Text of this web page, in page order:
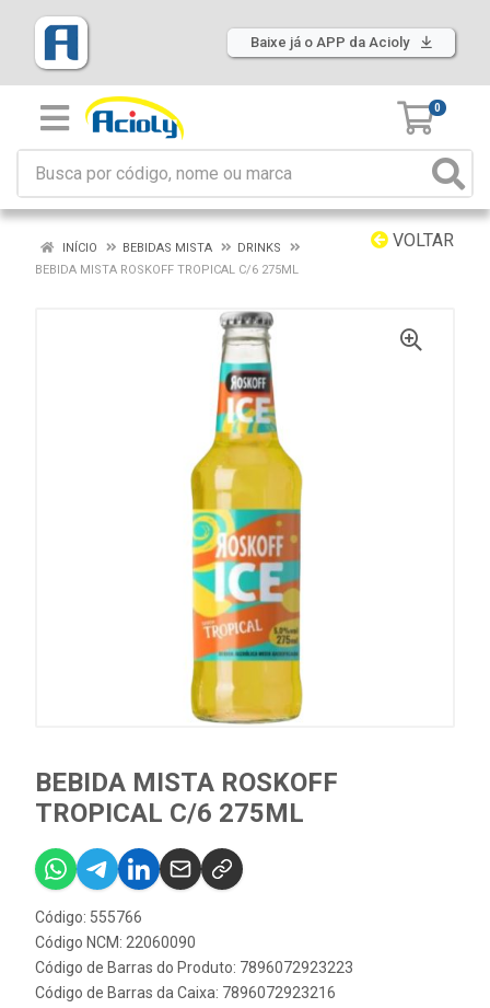
Baixe já o APP da Acioly
0
VOLTAR
INÍCIO BEBIDAS MISTA
DRINKS
BEBIDA MISTA ROSKOFF TROPICAL C/6 275ML
BEBIDA MISTA ROSKOFF
TROPICAL C/6 275ML
Código: 555766
Código NCM: 22060090
Código de Barras do Produto: 7896072923223
Código de Barras da Caixa: 7896072923216